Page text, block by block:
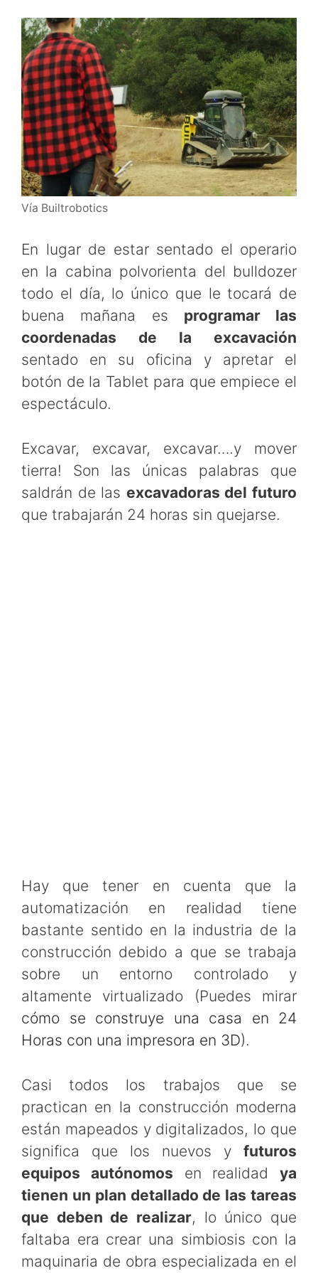
Vía Builtrobotics
En lugar de estar sentado el operario
en la cabina polvorienta del bulldozer
todo el día, lo único que le tocará de
buena mañana es programar las
coordenadas de la excavación
sentado en su oficina y apretar el
botón de la Tablet para que empiece el
espectáculo.
Excavar, excavar, excavar….y mover
tierra! Son las únicas palabras que
saldrán de las excavadoras del futuro
que trabajarán 24 horas sin quejarse.
Hay que tener en cuenta que la
automatización en realidad tiene
bastante sentido en la industria de la
construcción debido a que se trabaja
sobre un entorno controlado y
altamente virtualizado (Puedes mirar
cómo se construye una casa en 24
Horas con una impresora en 3D).
Casi todos los trabajos que se
practican en la construcción moderna
están mapeados y digitalizados, lo que
significa que los nuevos y futuros
equipos autónomos en realidad ya
tienen un plan detallado de las tareas
que deben de realizar, lo único que
faltaba era crear una simbiosis con la
maquinaria de obra especializada en el